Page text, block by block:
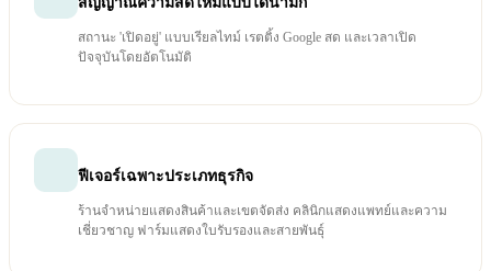
สถานะ 'เปิดอยู่' แบบเรียลไทม์ เรตติ้ง Google สด และเวลาเปิด
ปัจจุบันโดยอัตโนมัติ
ฟีเจอร์เฉพาะประเภทธุรกิจ
ร้านจำหน่ายแสดงสินค้าและเขตจัดส่ง คลินิกแสดงแพทย์และความ
เชี่ยวชาญ ฟาร์มแสดงใบรับรองและสายพันธุ์